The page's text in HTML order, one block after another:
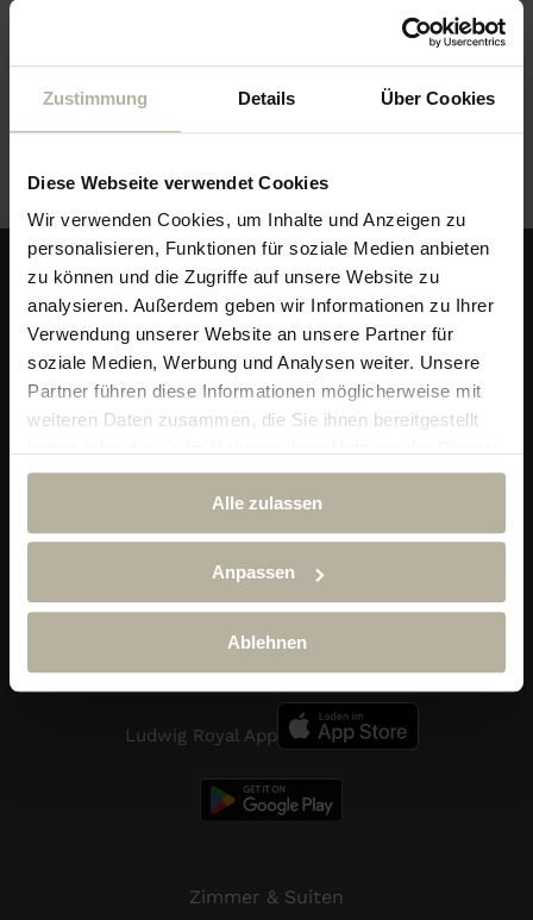
Zustimmung Details Über Cookies
Diese Webseite verwendet Cookies
Wir verwenden Cookies, um Inhalte und Anzeigen zu
personalisieren, Funktionen für soziale Medien anbieten
zu können und die Zugriffe auf unsere Website zu
analysieren. Außerdem geben wir Informationen zu Ihrer
Verwendung unserer Website an unsere Partner für
soziale Medien, Werbung und Analysen weiter. Unsere
Partner führen diese Informationen möglicherweise mit
weiteren Daten zusammen, die Sie ihnen bereitgestellt
gesammelt haben.
Alle zulassen
Anpassen
Ablehnen
Alpin & Wellness Resort Ludwig Royal
Im Dorf 29
87534 Oberstaufen-Steibis
Telefon:+49 (0) 838 689 10
reservierung@hotel-ludwig-royal.de
Ludwig Royal App
Zimmer & Suiten